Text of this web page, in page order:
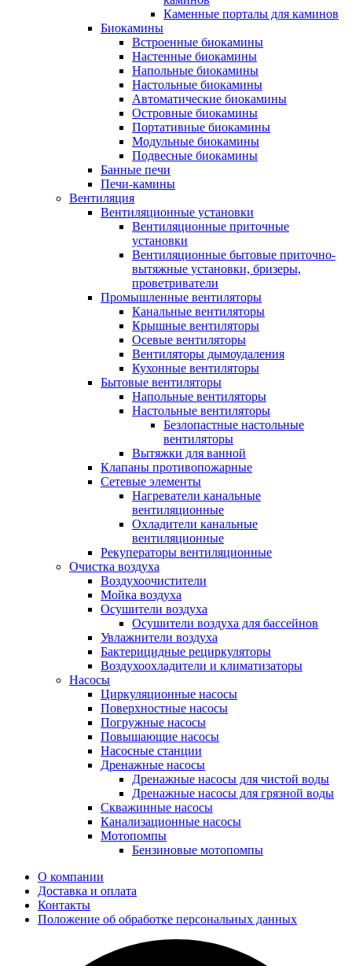
Каменные порталы для каминов
Биокамины
Встроенные биокамины
Настенные биокамины
Напольные биокамины
Настольные биокамины
Автоматические биокамины
Островные биокамины
Портативные биокамины
Модульные биокамины
Подвесные биокамины
Банные печи
Печи-камины
Вентиляция
Вентиляционные установки
Вентиляционные приточные
установки
Вентиляционные бытовые приточно-
вытяжные установки, бризеры,
проветриватели
Промышленные вентиляторы
Канальные вентиляторы
Крышные вентиляторы
Осевые вентиляторы
Вентиляторы дымоудаления
Кухонные вентиляторы
Бытовые вентиляторы
Напольные вентиляторы
Настольные вентиляторы
Безлопастные настольные
вентиляторы
Вытяжки для ванной
Клапаны противопожарные
Сетевые элементы
Нагреватели канальные
вентиляционные
Охладители канальные
вентиляционные
Рекуператоры вентиляционные
Очистка воздуха
Воздухоочистители
Мойка воздуха
Осушители воздуха
Осушители воздуха для бассейнов
Увлажнители воздуха
Бактерицидные рециркуляторы
Воздухоохладители и климатизаторы
Насосы
Циркуляционные насосы
Поверхностные насосы
Погружные насосы
Повышающие насосы
Насосные станции
Дренажные насосы
Дренажные насосы для чистой воды
Дренажные насосы для грязной воды
Скважинные насосы
Канализационные насосы
Мотопомпы
Бензиновые мотопомпы
О компании
Доставка и оплата
Контакты
Положение об обработке персональных данных